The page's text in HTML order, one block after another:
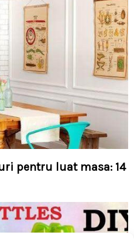
pentru luat masa: 14